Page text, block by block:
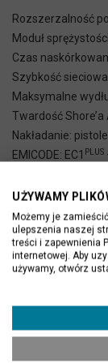
Rozszerzalność
Moduł
Czas
Szybkość
Maksymalne
Twardość Shore’a
Nakładanie:
EMICODE: EC1 PLUS
Kolor: 43 kolory i
Zużycie: zależy
Opakowania:
UŻYWAMY
Możemy je
ulepszenia naszej
treści i zapewnienia
internetowej. Aby
używamy, otwórz